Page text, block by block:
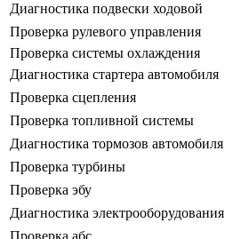
Диагностика подвески ходовой
Проверка рулевого управления
Проверка системы охлаждения
Диагностика стартера автомобиля
Проверка сцепления
Проверка топливной системы
Диагностика тормозов автомобиля
Проверка турбины
Проверка эбу
Диагностика электрооборудования